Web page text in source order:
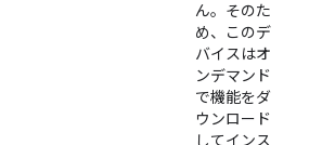
ん。そのた
め、このデ
バイスはオ
ンデマンド
で機能をダ
ウンロード
してインス